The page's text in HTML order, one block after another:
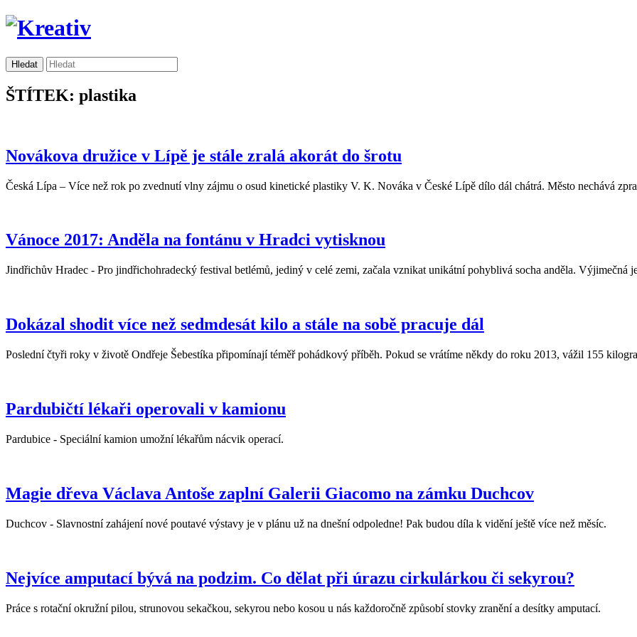
ŠTÍTEK: plastika
Novákova družice v Lípě je stále zralá akorát do šrotu
Česká Lípa – Více než rok po zvednutí vlny zájmu o osud kinetické plastiky V. K. Nováka v České Lípě dílo dál chátrá. Město nechává
Vánoce 2017: Anděla na fontánu v Hradci vytisknou
Jindřichův Hradec - Pro jindřichohradecký festival betlémů, jediný v celé zemi, začala vznikat unikátní pohyblivá socha anděla. Výjimečná
Dokázal shodit více než sedmdesát kilo a stále na sobě pracuje dál
Poslední čtyři roky v životě Ondřeje Šebestíka připomínají téměř pohádkový příběh. Pokud se vrátíme někdy do roku 2013, vážil 155
Pardubičtí lékaři operovali v kamionu
Pardubice - Speciální kamion umožní lékařům nácvik operací.
Magie dřeva Václava Antoše zaplní Galerii Giacomo na zámku Duchcov
Duchcov - Slavnostní zahájení nové poutavé výstavy je v plánu už na dnešní odpoledne! Pak budou díla k vidění ještě více než měsíc.
Nejvíce amputací bývá na podzim. Co dělat při úrazu cirkulárkou či sekyrou?
Práce s rotační okružní pilou, strunovou sekačkou, sekyrou nebo kosou u nás každoročně způsobí stovky zranění a desítky amputací.